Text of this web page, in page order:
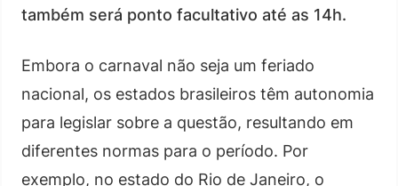
também será ponto facultativo até as 14h.
Embora o carnaval não seja um feriado
nacional, os estados brasileiros têm autonomia
para legislar sobre a questão, resultando em
diferentes normas para o período. Por
exemplo, no estado do Rio de Janeiro, o